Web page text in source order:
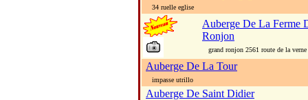
34 ruelle eglise
Auberge De La Ferme
Ronjon
grand ronjon 2561 route de la verne
Auberge De La Tour
impasse utrillo
Auberge De Saint Didier